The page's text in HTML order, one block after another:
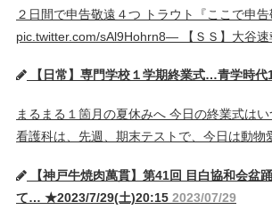
２日間で申告敬遠４つ トラウト『ここで申
pic.twitter.com/sAl9Hohrn8— 【ＳＳ】大谷
【日常】専門学校１学期終業式…青学時
まるまる１箇月の夏休みへ 今日の終業式は
看護科は、先週、期末テストで、今日は動
【神戸牛焼肉萬貫】第41回 目白協和会盆
て… ★2023/7/29(土)20:15 2023/07/29